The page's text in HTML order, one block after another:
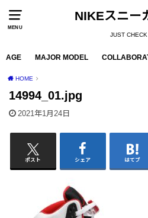
MENU
NIKEスニー
JUST CHECK
AGE MAJOR MODEL
HOME
14994_01.jpg
2021年1月24日
ポスト シェア はてブ